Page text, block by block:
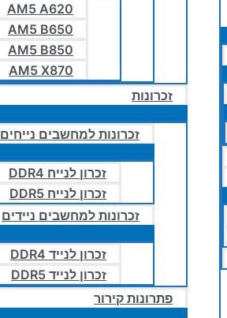
AM5 A620
AM5 B650
AM5 B850
AM5 X870
זכרונות
זכרונות למחשבים נייחים
זכרון לנייח DDR4
זכרון לנייח DDR5
זכרונות למחשבים ניידים
זכרון לנייד DDR4
זכרון לנייד DDR5
פתרונות קירור